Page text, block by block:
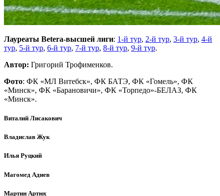
Лауреаты Betera-высшей лиги: 1-й тур, 2-й тур, 3-й тур, 4-й
тур, 5-й тур, 6-й тур, 7-й тур, 8-й тур, 9-й тур.
Автор: Григорий Трофименков.
Фото: ФК «МЛ Витебск», ФК БАТЭ, ФК «Гомель», ФК
«Минск», ФК «Барановичи», ФК «Торпедо»-БЕЛАЗ, ФК
«Минск».
Виталий Лисакович
Владислав Жук
Илья Руцкий
Магомед Адиев
Мартин Артюх